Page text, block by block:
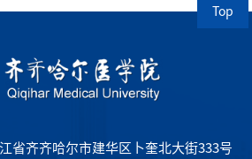
Top
省齐齐哈尔市建华区卜奎北大街333号